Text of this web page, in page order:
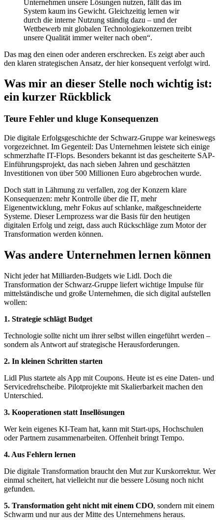
Unternehmen unsere Lösungen nutzen, fällt das im
System kaum ins Gewicht. Gleichzeitig lernen wir
durch die interne Nutzung ständig dazu – und der
Wettbewerb mit globalen Technologiekonzernen treibt
unsere Qualität immer weiter nach oben“.
Das mag den einen oder anderen erschrecken. Es zeigt aber auch
den klaren strategischen Ansatz, der hier konsequent verfolgt wird.
Was mir an dieser Stelle noch wichtig ist:
ein kurzer Rückblick
Teure Fehler und kluge Konsequenzen
Die digitale Erfolgsgeschichte der Schwarz-Gruppe war keineswegs
vorgezeichnet. Im Gegenteil: Das Unternehmen leistete sich einige
schmerzhafte IT-Flops. Besonders bekannt ist das gescheiterte SAP-
Einführungsprojekt, das nach sieben Jahren und geschätzten
Investitionen von über 500 Millionen Euro abgebrochen wurde.
Doch statt in Lähmung zu verfallen, zog der Konzern klare
Konsequenzen: mehr Kontrolle über die IT, mehr
Eigenentwicklung, mehr Fokus auf schlanke, maßgeschneiderte
Systeme. Dieser Lernprozess war die Basis für den heutigen
digitalen Erfolg und zeigt, dass auch Rückschläge zum Motor der
Transformation werden können.
Was andere Unternehmen lernen können
Nicht jeder hat Milliarden-Budgets wie Lidl. Doch die
Transformation der Schwarz-Gruppe liefert wichtige Impulse für
mittelständische und große Unternehmen, die sich digital aufstellen
wollen:
1. Strategie schlägt Budget
Technologie sollte nicht um ihrer selbst willen eingeführt werden –
sondern als Antwort auf strategische Herausforderungen.
2. In kleinen Schritten starten
Lidl Plus startete als App mit Coupons. Heute ist es eine Daten- und
Servicedrehscheibe. Pilotprojekte mit Skalierbarkeit machen den
Unterschied.
3. Kooperationen statt Insellösungen
Wer kein eigenes KI-Team hat, kann mit Start-ups, Hochschulen
oder Partnern zusammenarbeiten. Offenheit bringt Tempo.
4. Aus Fehlern lernen
Die digitale Transformation braucht den Mut zur Kurskorrektur. Wer
einmal scheitert, hat vielleicht nur die bessere Lösung noch nicht
gefunden.
5. Transformation geht nicht mit einem CDO, sondern mit einem
Schwarm und nur aus der Mitte des Unternehmens heraus.